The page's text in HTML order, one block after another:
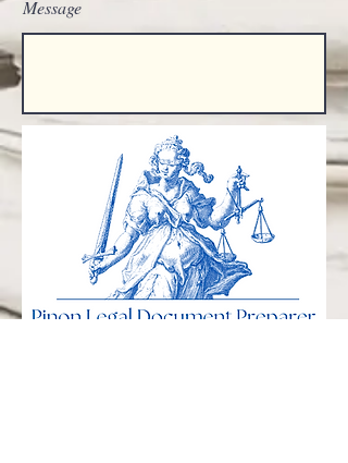
Message